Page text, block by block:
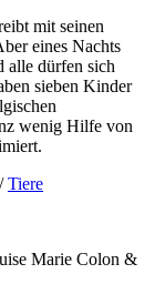
mit seinen
eines Nachts
alle dürfen sich
sieben Kinder
wenig Hilfe von
/Tiere
Marie Colon &